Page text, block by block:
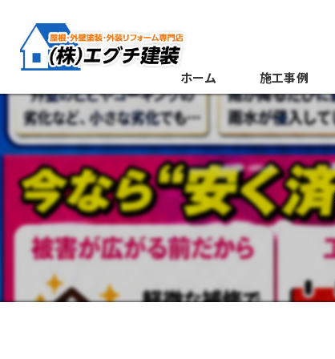
ホーム 施工事例